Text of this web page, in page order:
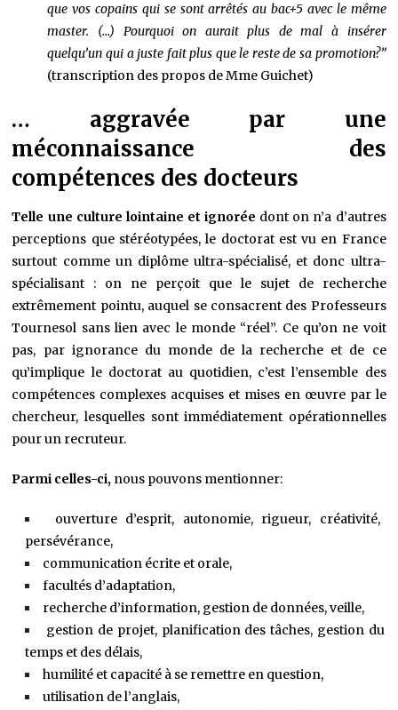
que vos copains qui se sont arrêtés au bac+5 avec le même
master. (…) Pourquoi on aurait plus de mal à insérer
quelqu’un qui a juste fait plus que le reste de sa promotion?”
(transcription des propos de Mme Guichet)
… aggravée par une
méconnaissance des
compétences des docteurs
Telle une culture lointaine et ignorée dont on n’a d’autres
perceptions que stéréotypées, le doctorat est vu en France
surtout comme un diplôme ultra-spécialisé, et donc ultra-
spécialisant : on ne perçoit que le sujet de recherche
extrêmement pointu, auquel se consacrent des Professeurs
Tournesol sans lien avec le monde “réel”. Ce qu’on ne voit
pas, par ignorance du monde de la recherche et de ce
qu’implique le doctorat au quotidien, c’est l’ensemble des
compétences complexes acquises et mises en œuvre par le
chercheur, lesquelles sont immédiatement opérationnelles
pour un recruteur.
Parmi celles-ci, nous pouvons mentionner:
ouverture d’esprit, autonomie, rigueur, créativité,
persévérance,
communication écrite et orale,
facultés d’adaptation,
recherche d’information, gestion de données, veille,
gestion de projet, planification des tâches, gestion du
temps et des délais,
humilité et capacité à se remettre en question,
utilisation de l’anglais,